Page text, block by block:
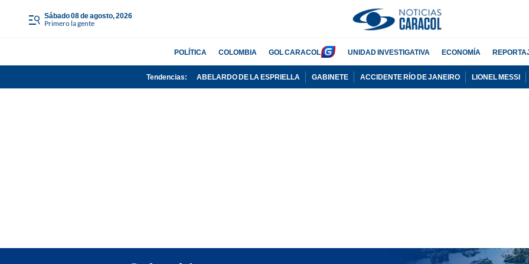
sábado 08 de agosto, 2026
Primero la gente
POLÍTICA COLOMBIA GOL CARACOL UNIDAD INVESTIGATIVA ECONOMÍA
Tendencias: ABELARDO DE LA ESPRIELLA GABINETE ACCIDENTE RÍO DE JANEIRO LIONEL MESSI